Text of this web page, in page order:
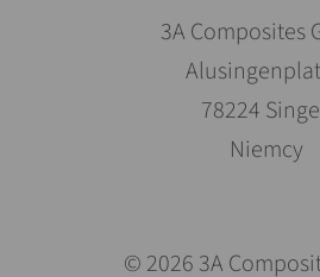
3A Composites
78224
Niemcy
© 2026 3A